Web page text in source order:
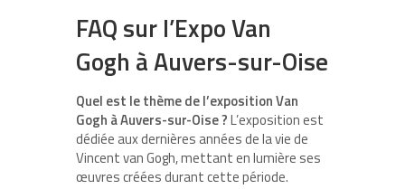
FAQ sur l’Expo Van
Gogh à Auvers-sur-Oise
Quel est le thème de l’exposition Van
Gogh à Auvers-sur-Oise ?L’exposition est
dédiée aux dernières années de la vie de
Vincent van Gogh, mettant en lumière ses
œuvres créées durant cette période.